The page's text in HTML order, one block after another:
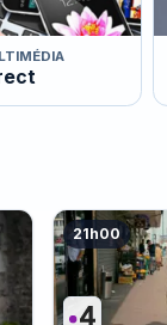
21h00